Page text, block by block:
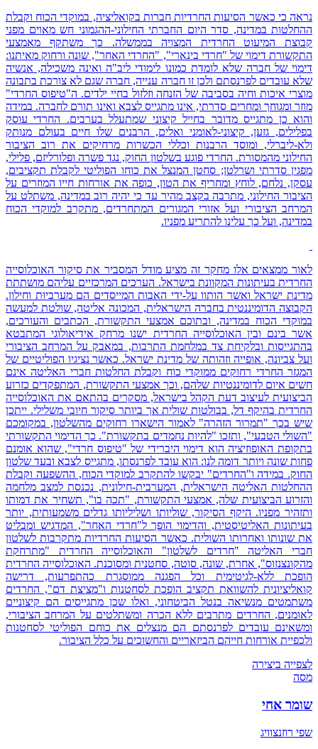
נראה כי כאשר הסיעות החרדיות חברות בקואליציה, במוקדי הכוח וקבלת
ההחלטות במדינה, סדר היום החברתי החילוני-ההגמוני חש מאוים מפני
קבוצת המיעוט החרדית המצויה בממשלה. כך משתקף מאמצעי
התקשורת דימוי של "חרדי בינארי", "החרדי האחר", שונה ורחוק מאיתנו:
דימוי של חברה שלא לומדת כמונו לימודי ליב"ה ואינה משכילה, אנשיה
שלא עובדים לפרנסתם ולכן זו חברה ענייה, חברה שגם לא צורכת בתבונה
מוצרי איכות וחיה בסביבה של הזנחה וזלזול בחיי ילדים. ה"טיפוס החרדי"
מוזר ומגוחך ומחרים סדרתי, אינו מתגייס לצבא ואינו תורם לחברה. במידה
והוא כן מתגייס מדובר בחייל קיצוני שמתעלל בערבים. החרדי עוסק
בפלילים, גזען, קיצוני-לאומני ואלים, הרבנים שלו חיים בעולם מנותק
ולא-ליברלי, ומוסד הרבנות וכללי הכשרות מרחיקים את רוב הציבור
החילוני מהמסורת. החרדי פוגע בשלטון החוק, נגד פשרה ופלורליזם, פלילי,
מפגין סדרתי ושרלטן; סחטן המנצל את כוחו הפוליטי לקבלת תקציבים,
עסקן, נלחם, לוחץ ומחריף את הטון, כופה את אורחות חייו המוזרים על
הציבור החילוני, מתרבה בקצב מהיר עד כי יהיה רוב במדינה, משתלט על
המרחב הציבורי ועל אזורי המגורים המתחרדים, מתקרב למוקדי הכוח
במדינה, ועל כך עלינו להתריע מפניו.
לאור ממצאים אלו מחקר זה מציע מודל המסביר את סיקור האוכלוסייה
החרדית בעיתונות המקוונת בישראל. הערכים המרכזיים עליהם מושתתת
מדינת ישראל ואשר הותוו על-ידי האבות המייסדים הם מערביוּת וחילון.
הקבוצה הדומיננטית בחברה הישראלית, המכונה אליטה, שולטת למעשה
במוקדי הכוח במדינה, ובתוכם אמצעי התקשורת, הכתבים והעורכים,
אשר בינם ובין האוכלוסייה החרדית ישנו מרחק אידיאולוגי המתבטא
בהתגייסות ובלקיחת צד במלחמת התרבות, במאבק על המרחב הציבורי
ועל צביונה, אופייה וזהותה של מדינת ישראל. כאשר נציגיו הפוליטיים של
המגזר החרדי רחוקים ממוקדי כוח וקבלת החלטות חברי האליטה אינם
חשים איום לדומיננטיות שלהם, וכך אמצעי התקשורת, המתפקדים כזרוע
הביצועית לעיצוב דעת הקהל בישראל, מסקרים בהתאם את האוכלוסייה
החרדית בהיקף דל, בבולטות שולית אך ביותר סיקור חיובי משלילי. ייתכן
שיש בכך "תמרור הזהרה" לאמור הישארו רחוקים מהשלטון, במקומכם
"השולי הטבעי", ותזכו "להיות נחמדים בתקשורת". כך הדימוי התקשורתי
בתקופת האופוזיציה הוא דימוי היברידי של "טיפוס חרדי", שהוא אומנם
פחות שונה ויותר דומה לנו: הוא עובד לפרנסתו, מתגייס לצבא ובעד שלטון
החוק. במידה ו"החרדים" יבקשו להתקרב למוקדי הכוח, ההשפעה וקבלת
ההחלטות האליטה הישראלית, המערבית-חילונית, נכנסת למצב מלחמה
והזרוע הביצועית שלה, אמצעי התקשורת, "תכה בו", תשחיר את דמותו
ותזהיר מפניו. היקף הסיקור, שוליותו ושליליותו גדלים משמעותית, יותר
בעיתונות האליטיסטית, והדימוי הופך ל"חרדי האחר", המדגיש ומבליט
את שונותו ואחרותו השולית. כאשר הסיעות החרדיות מתקרבות לשלטון
חברי האליטה "חרדים לשלטון" והאוכלוסייה החרדית "מתרחקת
מהקונצנזוס", אחרת, שונה, סוטה, סחטנית ומסוכנת. האוכלוסייה החרדית
הופכת ללא-לגיטימית וכל הפגנה ממוסגרת כהתפרעות, דרישה
קואליציונית להשוואת תקציב הופכת לסחטנות ו"מציצת דם", החרדים
משתמטים מנשיאה בנטל הביטחוני, ואלו שכן מתגייסים הם קיצוניים
לאומנים, החרדים מתרבים ללא הכרה ומשתלטים על המרחב הציבורי,
ומשאינם עובדים לפרנסתם הם מנצלים את כוחם הפוליטי לסחטנות
ולכפיית אורחות חייהם הביזאריים והחשוכים על כלל הציבור.
לצפייה ביצירה
מסה
שומר אחי
שפי רוזנצוויג